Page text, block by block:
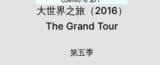
大世界之旅（2016）
The Grand Tour
第五季